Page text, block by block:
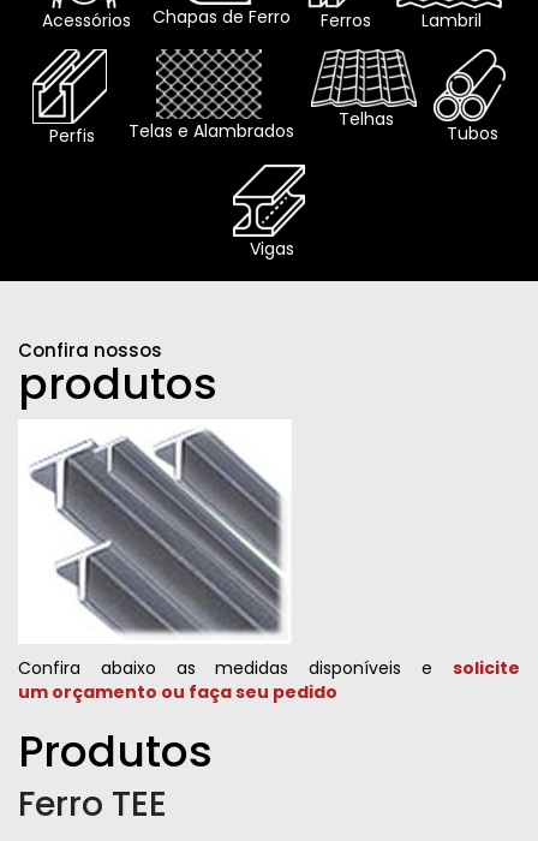
Acessórios Chapas de Ferro Ferros Lambril
Perfis Telas e Alambrados
Telhas
Tubos
Vigas
Confira nossos
produtos
Confira abaixo as medidas disponíveis e solicite
um orçamento ou faça seu pedido
Produtos
Ferro TEE